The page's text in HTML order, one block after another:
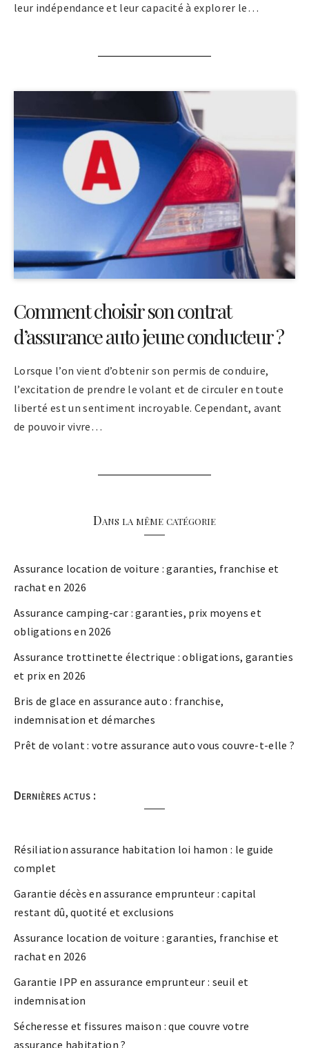
leur indépendance et leur capacité à explorer le…
Comment choisir son contrat
d’assurance auto jeune conducteur ?
Lorsque l’on vient d’obtenir son permis de conduire,
l’excitation de prendre le volant et de circuler en toute
liberté est un sentiment incroyable. Cependant, avant
de pouvoir vivre…
Dans la même catégorie
Assurance location de voiture : garanties, franchise et
rachat en 2026
Assurance camping-car : garanties, prix moyens et
obligations en 2026
Assurance trottinette électrique : obligations, garanties
et prix en 2026
Bris de glace en assurance auto : franchise,
indemnisation et démarches
Prêt de volant : votre assurance auto vous couvre-t-elle ?
Dernières actus :
Résiliation assurance habitation loi hamon : le guide
complet
Garantie décès en assurance emprunteur : capital
restant dû, quotité et exclusions
Assurance location de voiture : garanties, franchise et
rachat en 2026
Garantie IPP en assurance emprunteur : seuil et
indemnisation
Sécheresse et fissures maison : que couvre votre
assurance habitation ?